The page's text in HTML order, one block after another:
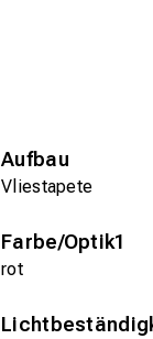
Aufbau
Vliestapete
Farbe/Optik1
rot